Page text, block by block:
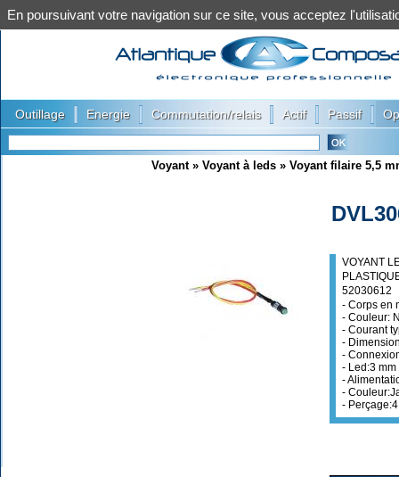
Outillage Energie Commutation/relais Actif Passif
Voyant» Voyant à leds » Voyant filaire 5,5
VOYANT
52030612
- Corps en
- Couleur:
- Courant
-
-
- Led:3 mm
-
-
-
En poursuivant votre navigation sur ce site, vous acceptez